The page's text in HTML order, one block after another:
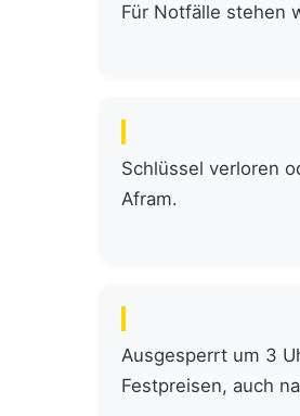
Für Notfälle stehen
Schlüssel verloren
Afram.
Ausgesperrt um 3
Festpreisen, auch